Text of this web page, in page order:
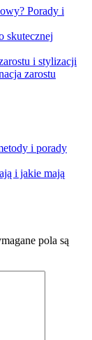
Porady i
skutecznej
i stylizacji
zarostu
i porady
i jakie mają
pola są